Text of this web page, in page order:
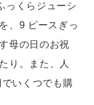
っくらジューシ
、9 ピースぎっ
母の日のお祝
り。また、人
いくつでも購